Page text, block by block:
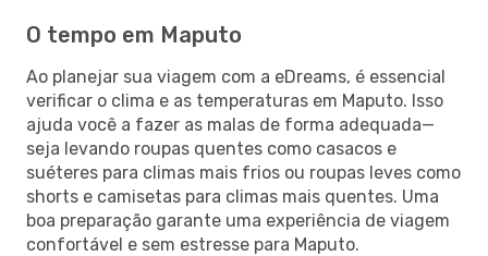
O tempo em Maputo
Ao planejar sua viagem com a eDreams, é essencial
verificar o clima e as temperaturas em Maputo. Isso
ajuda você a fazer as malas de forma adequada—
seja levando roupas quentes como casacos e
suéteres para climas mais frios ou roupas leves como
shorts e camisetas para climas mais quentes. Uma
boa preparação garante uma experiência de viagem
confortável e sem estresse para Maputo.